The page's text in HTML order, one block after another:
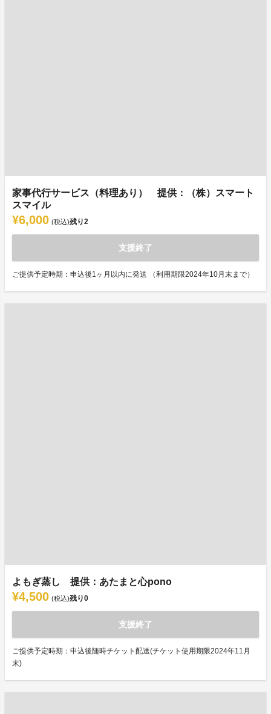
家事代行サービス（料理あり） 提供：（株）スマート
スマイル
¥6,000 (税込)残り2
支援終了
ご提供予定時期：申込後1ヶ月以内に発送 （利用期限2024年10月末まで）
よもぎ蒸し 提供：あたまと心pono
¥4,500 (税込)残り0
支援終了
ご提供予定時期：申込後随時チケット配送(チケット使用期限2024年11月
末)